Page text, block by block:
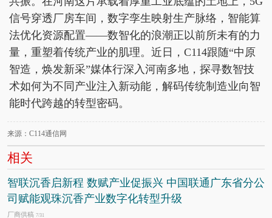
信号穿透厂房车间，数字孪生映射生产脉络，智能算
法优化资源配置——数智化的浪潮正以前所未有的力
量，重塑着传统产业的肌理。近日，C114跟随“中原
智造，焕发新采”媒体行深入河南多地，探寻数智技
术如何为不同产业注入新动能，解码传统制造业向智
能时代跨越的转型密码。
来源：C114通信网
相关
智联沉香启新程 数赋产业促振兴 中国联通广东省分公
司赋能观珠沉香产业数字化转型升级
厂商供稿 7/31